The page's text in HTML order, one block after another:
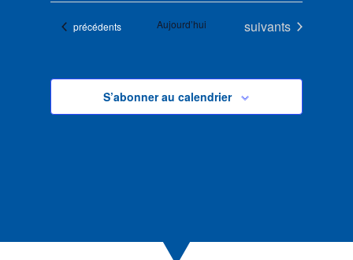
Évènements
précédents Aujourd’hui Évènements
suivants
S’abonner au calendrier